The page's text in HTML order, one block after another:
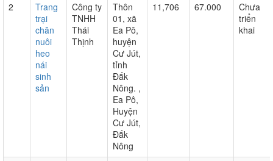
2
Trang
trại
chăn
nuôi
heo
nái
sinh
sản
Công ty
TNHH
Thái
Thịnh
Thôn
01, xã
Ea Pô,
huyện
Cư Jút,
tỉnh
Đắk
Nông. ,
Ea Pô,
Huyện
Cư Jút,
Đắk
Nông
11,706 67.000
Chưa
triển
khai